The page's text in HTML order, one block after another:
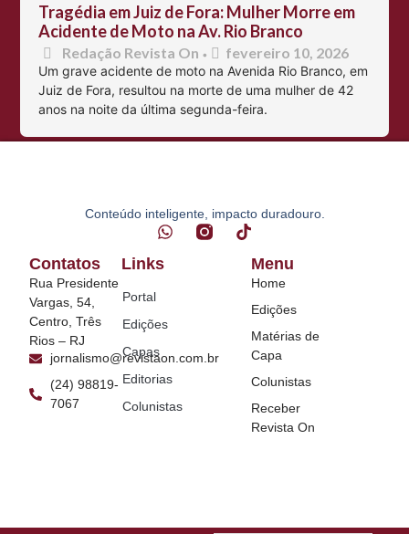
Tragédia em Juiz de Fora: Mulher Morre em
Acidente de Moto na Av. Rio Branco
Redação Revista On • fevereiro 10, 2026
Um grave acidente de moto na Avenida Rio Branco, em
Juiz de Fora, resultou na morte de uma mulher de 42
anos na noite da última segunda-feira.
Conteúdo inteligente, impacto duradouro.
Links
Portal
Edições
Capas
Editorias
Colunistas
Menu
Home
Edições
Matérias de
Capa
Colunistas
Receber
Revista On
Contatos
Rua Presidente
Vargas, 54,
Centro, Três
Rios – RJ
jornalismo@revistaon.com.br
(24) 98819-
7067